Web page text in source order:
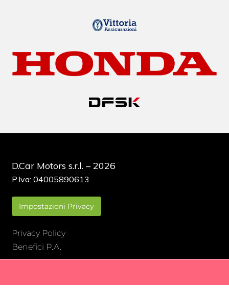
D.Car Motors s.r.l. – 2026
P.Iva: 04005890613
Impostazioni Privacy
Privacy Policy
Benefici P.A.